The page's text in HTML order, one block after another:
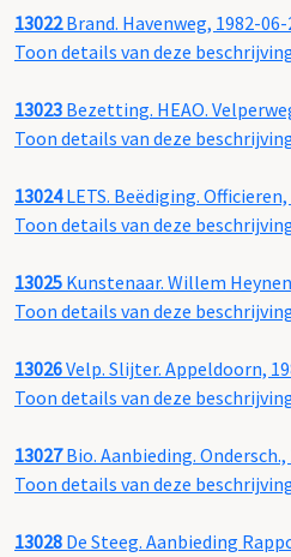
13022Brand. Havenweg, 1982-06-
Toon details van deze
13023 Bezetting. HEAO.
Toon details van deze
13024LETS. Beëdiging.
Toon details van deze
13025 Kunstenaar. Willem
Toon details van deze
13026Velp. Slijter. Appeldoorn,
Toon details van deze
13027Bio. Aanbieding. Ondersch.,
Toon details van deze
13028 De Steeg. Aanbieding